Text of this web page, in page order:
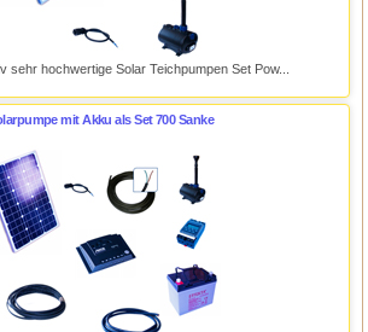
sehr hochwertige Solar Teichpumpen Set Pow...
mit Akku als Set 700 Sanke